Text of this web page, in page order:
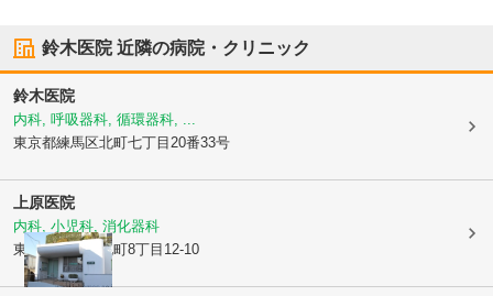
鈴木医院近隣の病院・クリニック
鈴木医院
内科, 呼吸器科, 循環器科, ...
東京都練馬区北町七丁目20番33号
上原医院
内科, 小児科, 消化器科
東京都練馬区 北町8丁目12-10